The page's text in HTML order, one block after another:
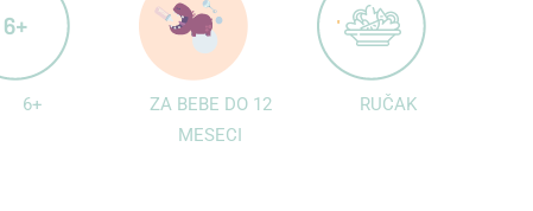
6+
ZA BEBE DO 12
MESECI
RUČAK